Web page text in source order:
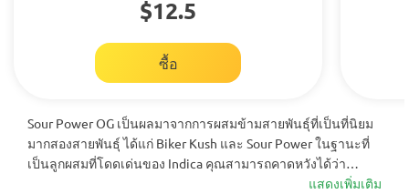
$12.5
ซื้อ
Sour Power OG เป็นผลมาจากการผสมข้ามสายพันธุ์ที่เป็นที่นิยม
มากสองสายพันธุ์ ได้แก่ Biker Kush และ Sour Power ในฐานะที่
เป็นลูกผสมที่โดดเด่นของ Indica คุณสามารถคาดหวังได้ว่า
โปรไฟล์ของมันจะตื่นตัวและยกระดับ สร้างความสูงที่สมดุลพร้อม
แสดงเพิ่มเติม